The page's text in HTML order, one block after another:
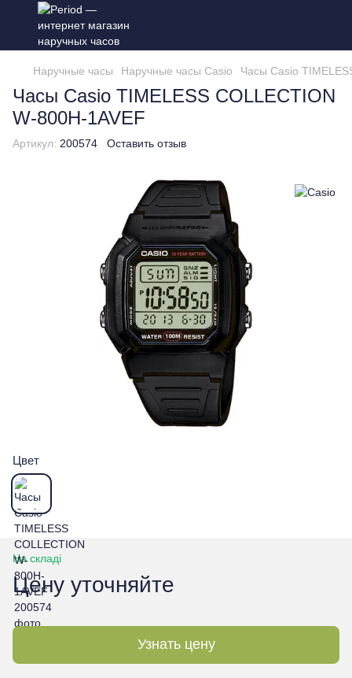
Наручные часы Наручные часы Casio Часы Casio
Часы Casio TIMELESS COLLECTION
W-800H-1AVEF
Артикул: 200574 Оставить отзыв
Цвет
На складі
Цену уточняйте
Узнать цену